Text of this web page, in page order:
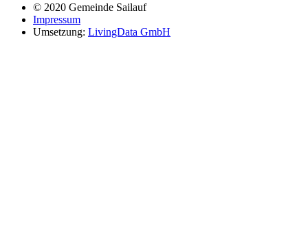
© 2020 Gemeinde Sailauf
Impressum
Umsetzung: LivingData GmbH